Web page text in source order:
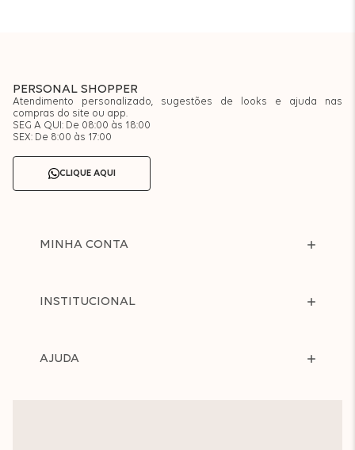
PERSONAL SHOPPER
Atendimento personalizado, sugestões de looks e ajuda nas
compras do site ou app.
SEG A QUI: De 08:00 às 18:00
SEX: De 8:00 às 17:00
CLIQUE AQUI
MINHA CONTA
INSTITUCIONAL
AJUDA